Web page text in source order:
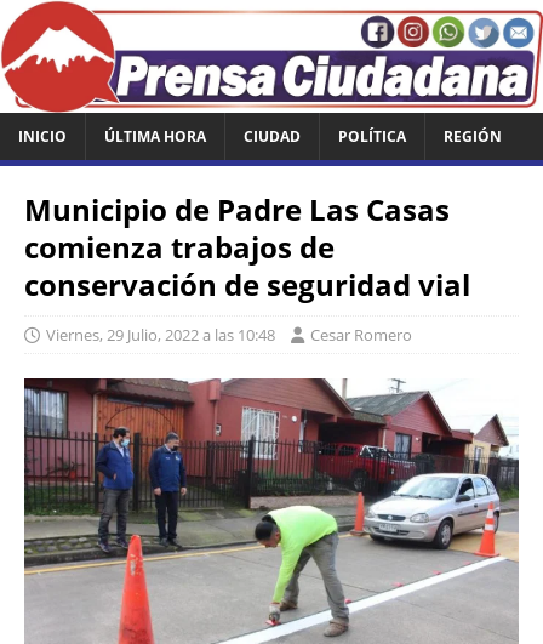
INICIO ÚLTIMA HORA CIUDAD POLÍTICA REGIÓN
Municipio de Padre Las Casas
comienza trabajos de
conservación de seguridad vial
Viernes, 29 Julio, 2022 a las 10:48 Cesar Romero